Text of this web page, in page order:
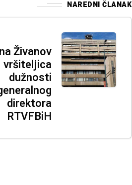
NAREDNI ČLANAK
Živanov
vršiteljica
dužnosti
direktora
RTVFBiH